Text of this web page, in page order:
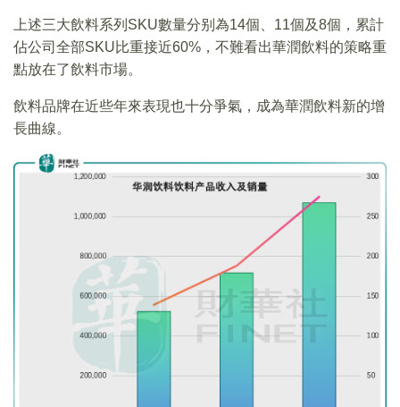
上述三大飲料系列SKU數量分别為14個、11個及8個，累計
佔公司全部SKU比重接近60%，不難看出華潤飲料的策略重
點放在了飲料市場。
飲料品牌在近些年來表現也十分爭氣，成為華潤飲料新的增
長曲線。